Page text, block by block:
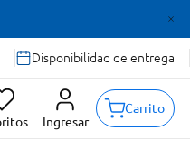
Disponibilidad de entrega
Ingresar
Carrito